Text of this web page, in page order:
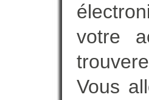
votre
Vous